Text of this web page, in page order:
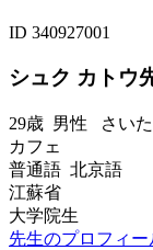
ID 340927001
シュク カトウ
29歳 男性 さい
カフェ
普通語 北京語
江蘇省
大学院生
先生のプロフィー